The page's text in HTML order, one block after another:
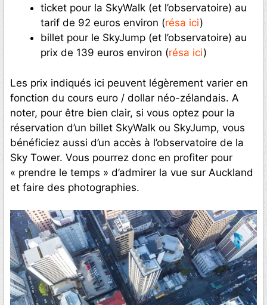
ticket pour la SkyWalk (et l’observatoire) au
tarif de 92 euros environ (résa ici)
billet pour le SkyJump (et l’observatoire) au
prix de 139 euros environ (résa ici)
Les prix indiqués ici peuvent légèrement varier en
fonction du cours euro / dollar néo-zélandais. A
noter, pour être bien clair, si vous optez pour la
réservation d’un billet SkyWalk ou SkyJump, vous
bénéficiez aussi d’un accès à l’observatoire de la
Sky Tower. Vous pourrez donc en profiter pour
« prendre le temps » d’admirer la vue sur Auckland
et faire des photographies.